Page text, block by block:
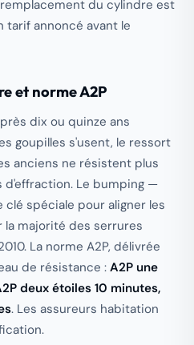
du cylindre est
tarif annoncé avant le
et norme A2P
dix ou quinze ans
goupilles s'usent, le ressort
anciens ne résistent plus
Le bumping —
spéciale pour aligner les
majorité des serrures
La norme A2P, délivrée
de résistance : A2P une
deux étoiles 10 minutes,
. Les assureurs habitation